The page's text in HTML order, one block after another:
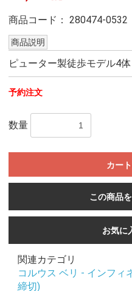
商品コード： 280474-0532
商品説明
ピューター製徒歩モデル4体
予約注文
数量
カー
この商品
お気に
関連カテゴリ
コルウス ベリ - インフ
締切)